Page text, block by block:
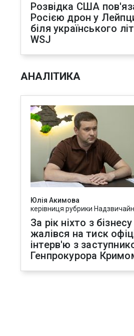
Розвідка США
Росією дрон у
біля українського
WSJ
АНАЛІТИКА
Юлія Акимова
керівниця рубрики
За рік ніхто з
жалівся на тиск
інтерв'ю з
Генпрокурора